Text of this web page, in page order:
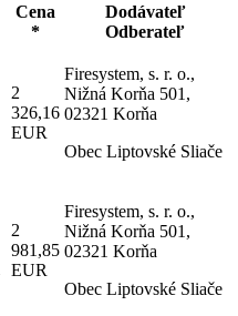
Cena
*
Dodávateľ
Odberateľ
2
326,16
EUR
Firesystem, s. r. o.,
Nižná Korňa 501,
02321 Korňa
Obec Liptovské Sliače
2
981,85
EUR
Firesystem, s. r. o.,
Nižná Korňa 501,
02321 Korňa
Obec Liptovské Sliače